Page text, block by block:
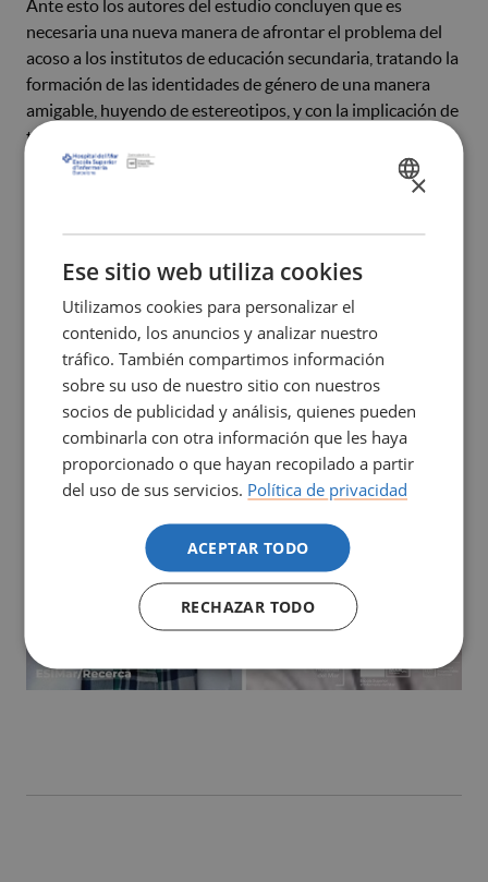
Ante esto los autores del estudio concluyen que es
necesaria una nueva manera de afrontar el problema del
acoso a los institutos de educación secundaria, tratando la
formación de las identidades de género de una manera
amigable, huyendo de estereotipos, y con la implicación de
todos los agentes, incluyendo las enfermeras escolares.
SPANISH
×
Ese sitio web utiliza cookies
Utilizamos cookies para personalizar el
contenido, los anuncios y analizar nuestro
tráfico. También compartimos información
sobre su uso de nuestro sitio con nuestros
socios de publicidad y análisis, quienes pueden
combinarla con otra información que les haya
proporcionado o que hayan recopilado a partir
del uso de sus servicios. Política de privacidad
ACEPTAR TODO
RECHAZAR TODO